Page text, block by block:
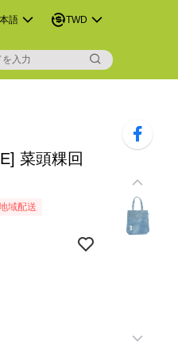
語 TWD
菜頭粿回
域配送